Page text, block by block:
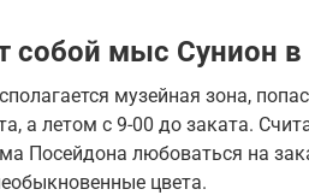
собой мыс Сунион
музейная зона,
а летом с 9-00 до заката.
Посейдона любоваться на
цвета.